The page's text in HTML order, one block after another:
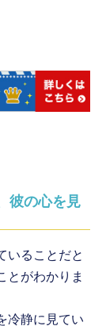
彼の心を見
いることだと
とがわかりま
冷静に見てい